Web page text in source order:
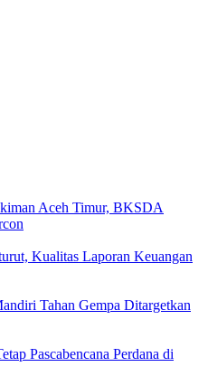
Aceh Timur, BKSDA
Kualitas Laporan Keuangan
Tahan Gempa Ditargetkan
Pascabencana Perdana di